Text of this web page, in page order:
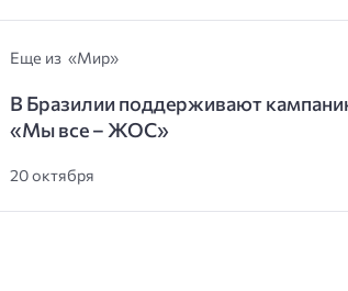
Еще из «Мир»
В Бразилии поддерживают
«Мы все – ЖОС»
20 октября